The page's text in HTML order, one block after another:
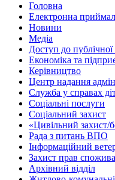
Головна
Електронна
Новини
Медіа
Доступ до публічної
Економіка та
Керівництво
Центр надання
Служба у справах
Соціальні послуги
Соціальний захист
«Цивільний захист/
Рада з питань ВПО
Інформаційний
Захист прав
Архівний відділ